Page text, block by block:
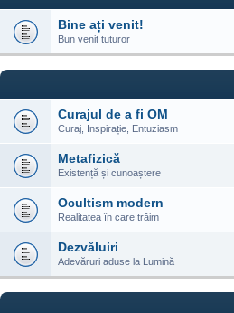
Bine ați venit!
Bun venit tuturor
Curajul de a fi OM
Curaj, Inspirație, Entuziasm
Metafizică
Existență și cunoaștere
Ocultism modern
Realitatea în care trăim
Dezvăluiri
Adevăruri aduse la Lumină